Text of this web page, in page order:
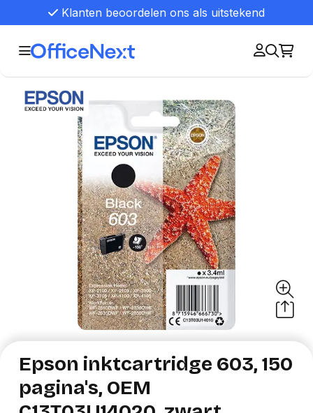
Klanten beoordelen ons als uitstekend
Epson inktcartridge 603, 150
pagina's, OEM